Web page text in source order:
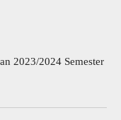
2023/2024 Semester